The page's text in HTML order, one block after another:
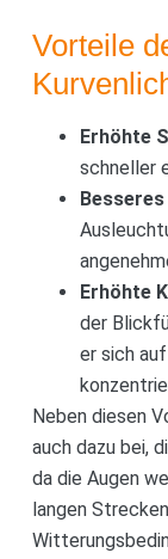
Vorteile
Erhöhte
schneller
Erhöhte
der
er sich
Neben diesen
auch dazu bei,
da die Augen
langen